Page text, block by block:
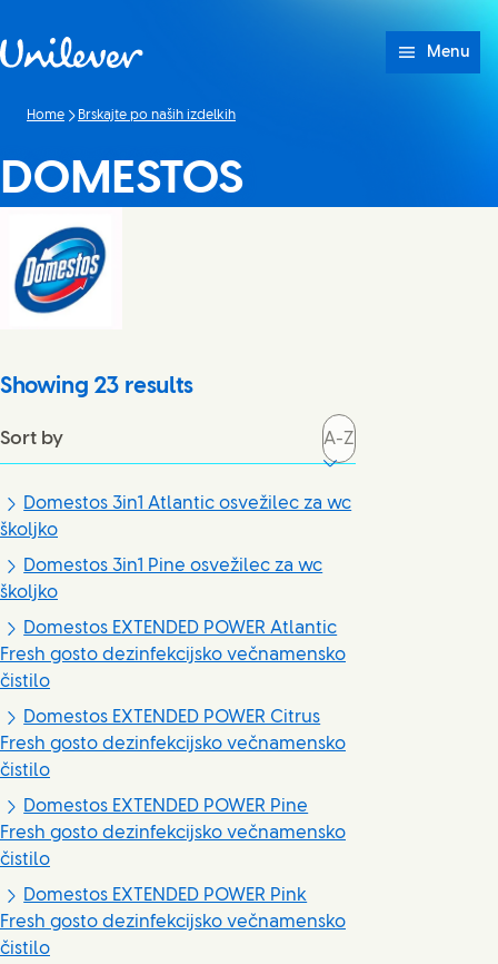
Menu
Home Brskajte po naših izdelkih
DOMESTOS
Showing 23 results
Sort by
Domestos 3in1 Atlantic osvežilec za wc
školjko
Domestos 3in1 Pine osvežilec za wc
školjko
Domestos EXTENDED POWER Atlantic
Fresh gosto dezinfekcijsko večnamensko
čistilo
Domestos EXTENDED POWER Citrus
Fresh gosto dezinfekcijsko večnamensko
čistilo
Domestos EXTENDED POWER Pine
Fresh gosto dezinfekcijsko večnamensko
čistilo
Domestos EXTENDED POWER Pink
Fresh gosto dezinfekcijsko večnamensko
čistilo